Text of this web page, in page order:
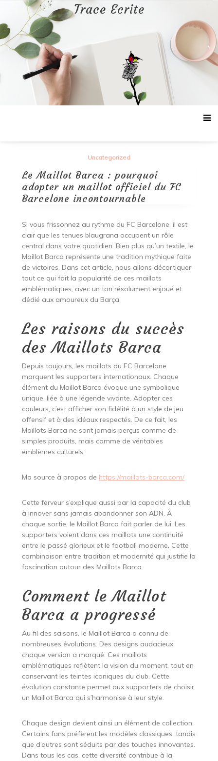
contenu
Trace Ecrite
Uncategorized
Le Maillot Barca : pourquoi
adopter un maillot officiel du FC
Barcelone incontournable
Si vous frissonnez au rythme du FC Barcelone, il est
clair que les tenues blaugrana occupent un rôle
central dans votre quotidien. Bien plus qu’un textile, le
Maillot Barca représente une tradition mythique faite
de victoires. Dans cet article, nous allons décortiquer
tout ce qui fait la popularité de ces maillots
emblématiques, avec un ton résolument enjoué et
dédié aux amoureux du Barça.
Les raisons du succès
des Maillots Barca
Depuis toujours, les maillots du FC Barcelone
marquent les supporters internationaux. Chaque
élément du Maillot Barca évoque une symbolique
unique, liée à une légende vivante. Adopter ces
couleurs, c’est afficher son fidélité à un style de jeu
offensif et à des idéaux respectés. De ce fait, les
Maillots Barca ne sont jamais perçus comme de
simples produits, mais comme de véritables
emblèmes culturels.
Ma source à propos de https://maillots-barca.com/
Cette ferveur s’explique aussi par la capacité du club
à innover sans jamais abandonner son ADN. À
chaque sortie, le Maillot Barca fait parler de lui. Les
supporters voient dans ces maillots une continuité
entre le passé glorieux et le football moderne. Cette
combinaison entre tradition et modernité qui justifie la
fascination autour des Maillots Barca.
Comment le Maillot
Barca a progressé
Au fil des saisons, le Maillot Barca a connu de
nombreuses évolutions. Des designs audacieux,
chaque version a marqué. Ces maillots
emblématiques reflètent la vision du moment, tout en
conservant les teintes iconiques du club. Cette
évolution constante permet aux supporters de choisir
un Maillot Barca qui s’harmonise à leur style.
Chaque design devient ainsi un élément de collection.
Certains fans préfèrent les modèles classiques, tandis
que d’autres sont séduits par des touches innovantes.
Dans tous les cas, cette diversité contribue à la